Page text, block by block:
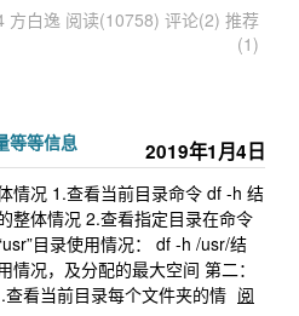
方白逸 阅读(10758) 评论(2) 推荐
(1)
2019年1月4日
等等信息
情况 1.查看当前目录命令 df -h 结
整体情况 2.查看指定目录在命令
目录使用情况： df -h /usr/结
况，及分配的最大空间 第二：
看当前目录每个文件夹的情 阅